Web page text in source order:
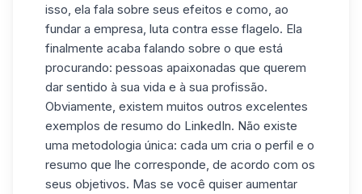
isso, ela fala sobre seus efeitos e como, ao
fundar a empresa, luta contra esse flagelo. Ela
finalmente acaba falando sobre o que está
procurando: pessoas apaixonadas que querem
dar sentido à sua vida e à sua profissão.
Obviamente, existem muitos outros excelentes
exemplos de resumo do LinkedIn. Não existe
uma metodologia única: cada um cria o perfil e o
resumo que lhe corresponde, de acordo com os
seus objetivos. Mas se você quiser aumentar